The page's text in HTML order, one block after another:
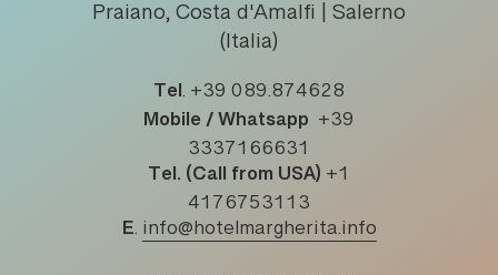
Praiano, Costa d'Amalfi | Salerno
(Italia)
Tel. +39 089.874628
Mobile / Whatsapp +39
3337166631
Tel. (Call from USA) +1
4176753113
E. info@hotelmargherita.info